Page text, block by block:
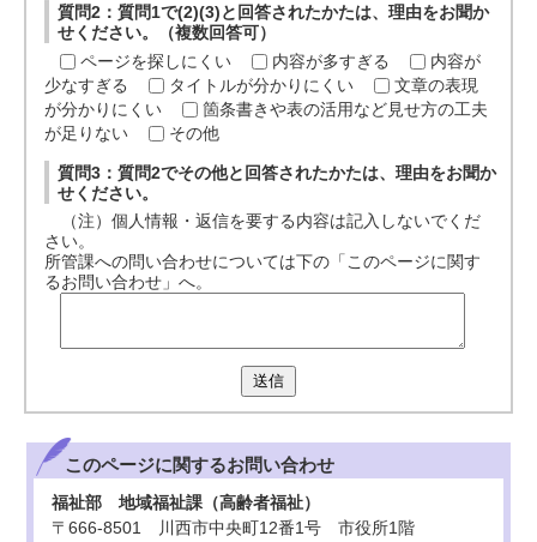
質問2：質問1で(2)(3)と回答されたかたは、理由をお聞か
せください。（複数回答可）
ページを探しにくい
内容が多すぎる
内容が
少なすぎる
タイトルが分かりにくい
文章の表現
が分かりにくい
箇条書きや表の活用など見せ方の工夫
が足りない
その他
質問3：質問2でその他と回答されたかたは、理由をお聞か
せください。
（注）個人情報・返信を要する内容は記入しないでくだ
さい。
所管課への問い合わせについては下の「このページに関す
るお問い合わせ」へ。
送信
このページに関するお問い合わせ
福祉部 地域福祉課（高齢者福祉）
〒666-8501 川西市中央町12番1号 市役所1階